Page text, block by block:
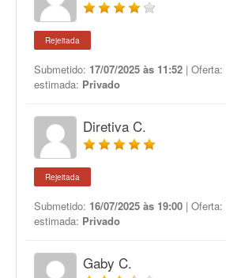
Rejeitada
Submetido: 17/07/2025 às 11:52 | Oferta:
estimada: Privado
Diretiva C.
Rejeitada
Submetido: 16/07/2025 às 19:00 | Oferta:
estimada: Privado
Gaby C.